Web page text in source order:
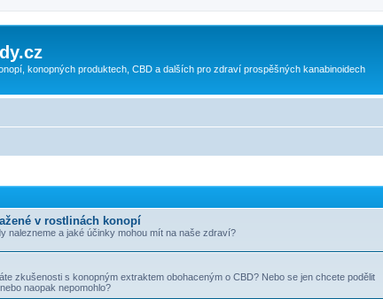
konopných produktech, CBD a dalších pro zdraví prospěšných kanabinoidech
v rostlinách konopí
nalezneme a jaké účinky mohou mít na naše zdraví?
zkušenosti s konopným extraktem obohaceným o CBD? Nebo se jen chcete podělit
naopak nepomohlo?